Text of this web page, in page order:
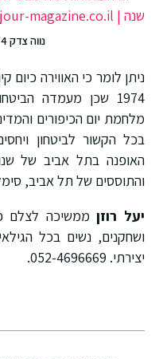
נווה צדק 1974 צילום יעל רוזן
ניתן לומר כי האווירה
1974 שכן מעמדה
מלחמת יום הכיפורים
בכל הקשור לביטחון
והתוססים של תל אביב,
יעל רוזןממשיכה לצלם
ושחקנים, נשים בכל
יצירתי. 052-4696669.